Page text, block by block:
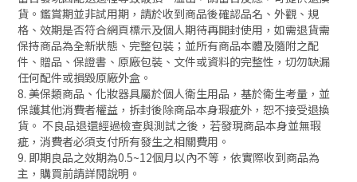
貨。鑑賞期並非試用期，請於收到商品後確認品名、外觀、規
格、效期是否符合網頁標示及個人期待再開封使用，如需退貨需
保持商品為全新狀態、完整包裝；並所有商品本體及隨附之配
件、贈品、保證書、原廠包裝、文件或資料的完整性，切勿缺漏
任何配件或損毀原廠外盒。
8. 美保類商品、化妝器具屬於個人衛生用品，基於衛生考量，並
保護其他消費者權益，拆封後除商品本身瑕疵外，恕不接受退換
貨。 不良品退還經過檢查與測試之後，若發現商品本身並無瑕
疵，消費者必須支付所有發生之相關費用。
9. 即期良品之效期為0.5~12個月以內不等，依實際收到商品為
主，購買前請詳閱說明。